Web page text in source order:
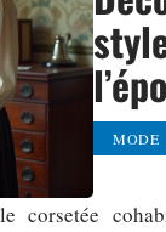
MODE
corsetée